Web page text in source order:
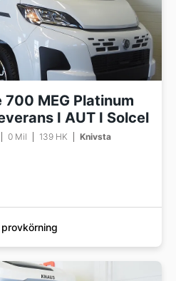
700 MEG Platinum
I AUT I Solcel
0 Mil 139 HK Knivsta
provkörning